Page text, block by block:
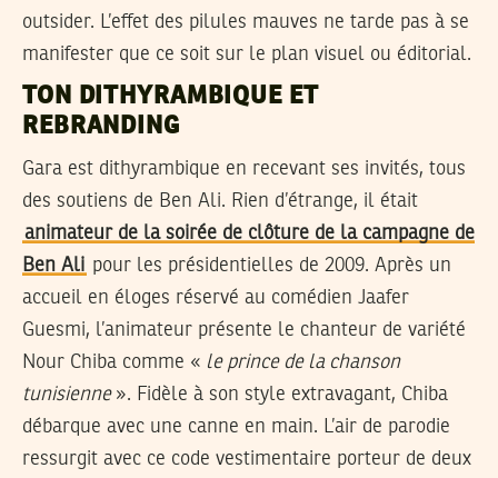
outsider. L’effet des pilules mauves ne tarde pas à se
manifester que ce soit sur le plan visuel ou éditorial.
TON DITHYRAMBIQUE ET
REBRANDING
Gara est dithyrambique en recevant ses invités, tous
des soutiens de Ben Ali. Rien d’étrange, il était
animateur de la soirée de clôture de la campagne de
Ben Ali pour les présidentielles de 2009. Après un
accueil en éloges réservé au comédien Jaafer
Guesmi, l’animateur présente le chanteur de variété
Nour Chiba comme « le prince de la chanson
tunisienne». Fidèle à son style extravagant, Chiba
débarque avec une canne en main. L’air de parodie
ressurgit avec ce code vestimentaire porteur de deux